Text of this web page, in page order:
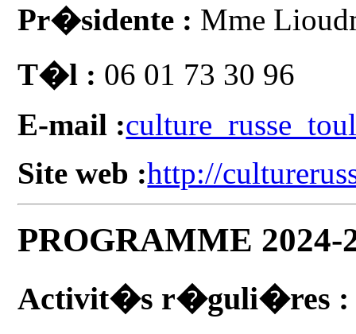
Pr�sidente : Mme
T�l : 06 01 73 30 96
E-mail :
Site web :http://
PROGRAMME 2024-
Activit�s r�guli�res :